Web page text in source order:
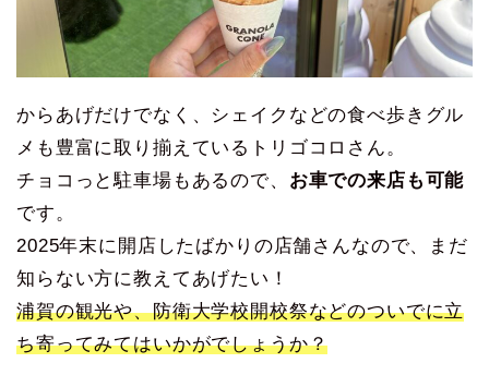
からあげだけでなく、シェイクなどの食べ歩きグル
メも豊富に取り揃えているトリゴコロさん。
チョコっと駐車場もあるので、 お車での来店も可能
です。
2025年末に開店したばかりの店舗さんなので、まだ
知らない方に教えてあげたい！
浦賀の観光や、防衛大学校開校祭などのついでに立
ち寄ってみてはいかがでしょうか？